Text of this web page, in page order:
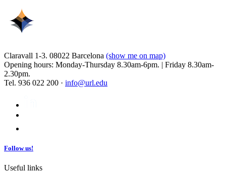
Claravall 1-3. 08022 Barcelona (show me on map)
Opening hours: Monday-Thursday 8.30am-6pm. | Friday 8.30am-
2.30pm.
Tel. 936 022 200 · info@url.edu
Follow us!
Useful links